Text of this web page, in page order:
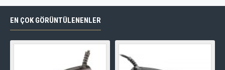
EN ÇOK GÖRÜNTÜLENENLER